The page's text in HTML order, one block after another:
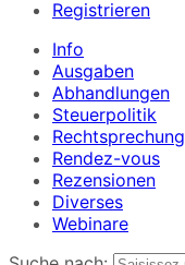
Registrieren
Info
Ausgaben
Abhandlungen
Steuerpolitik
Rechtsprechung
Rendez-vous
Rezensionen
Diverses
Webinare